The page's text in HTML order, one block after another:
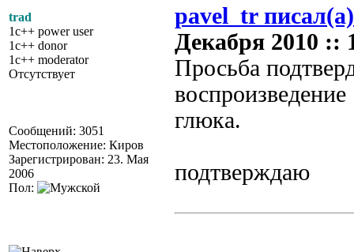
trad
1c++ power user
1c++ donor
1c++ moderator
Отсутствует
Сообщений: 3051
Местоположение: Киров
Зарегистрирован: 23. Мая
2006
Пол:
pavel_tr писал(а)
Декабря 2010 ::
Просьба
воспроизведение
глюка.
подтверждаю